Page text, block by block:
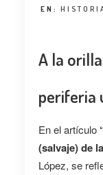
EN:
A la
periferia
En el artículo
(salvaje) de
López, se